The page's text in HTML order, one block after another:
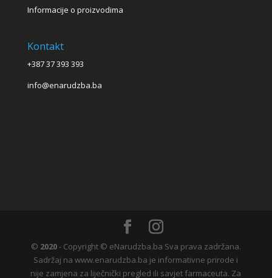
Informacije o proizvodima
Kontakt
+387 37 393 393
info@enarudzba.ba
© 2020- Copyright © eNarudzba.ba Sva prava zadržana.
Sadržaj na www.enarudzba.ba je informativne prirode i
nije zamjena za liječnički pregled ili savjet farmaceuta. Za